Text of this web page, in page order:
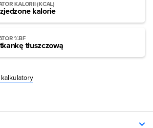
KALORII (KCAL)
kalorie
%BF
tłuszczową